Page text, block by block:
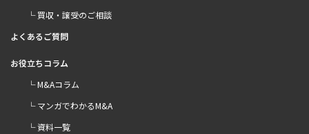
└ 買収・譲受のご相談
よくあるご質問
お役立ちコラム
└ M&Aコラム
└ マンガでわかるM&A
└ 資料一覧